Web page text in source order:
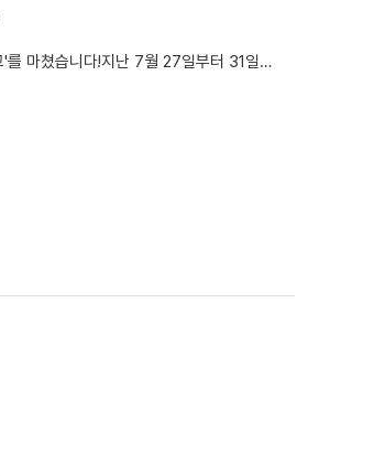
안녕하세요 사회복지사 정희영입니다,맛있는 추억과 행복 가득했던 '함께자라는 계절학교'를 마쳤습니다!지난 7월 27일부터 31일까지, 우리 친구들과 함께한 '함께자라는 계절학교'가 모두 마무리되었습니다!5일간 텀블러 꾸미기부터 새싹인삼 깍두기, 다육 테라리움, 썬캐쳐, 그리고 피자 만들기까지!매일매일 새로운 활동을 하며 우리 아이들의 얼굴에 웃음꽃이 피어나는...